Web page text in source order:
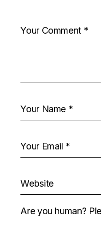
Are you human?